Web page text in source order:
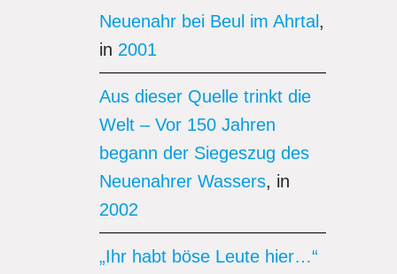
Neuenahr bei Beul im Ahrtal ,
in 2001
Aus dieser Quelle trinkt die
Welt – Vor 150 Jahren
begann der Siegeszug des
Neuenahrer Wassers, in
2002
„Ihr habt böse Leute hier…“